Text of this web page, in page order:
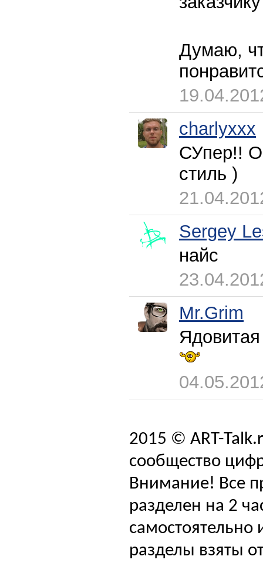
Думаю,
charlyxxx
СУпер!!
стиль )
Sergey
найс
Mr.Grim
2015 © ART-
сообщество
Внимание! Все
разделен на 2
самостоятельно
разделы взяты